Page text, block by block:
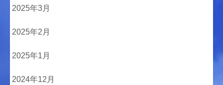
2025年3月
2025年2月
2025年1月
2024年12月